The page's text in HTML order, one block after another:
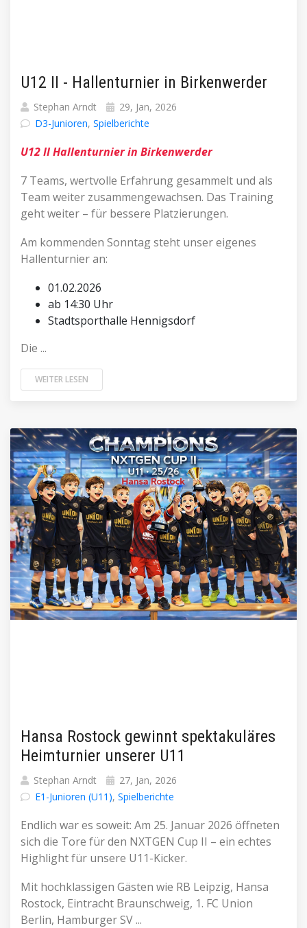
U12 II - Hallenturnier in Birkenwerder
Stephan Arndt
29, Jan, 2026
D3-Junioren, Spielberichte
U12 II Hallenturnier in Birkenwerder
7 Teams, wertvolle Erfahrung gesammelt und als
Team weiter zusammengewachsen. Das Training
geht weiter – für bessere Platzierungen.
Am kommenden Sonntag steht unser eigenes
Hallenturnier an:
01.02.2026
ab 14:30 Uhr
Stadtsporthalle Hennigsdorf
Die ...
WEITER LESEN
Hansa Rostock gewinnt spektakuläres
Heimturnier unserer U11
Stephan Arndt
27, Jan, 2026
E1-Junioren (U11), Spielberichte
Endlich war es soweit: Am 25. Januar 2026 öffneten
sich die Tore für den NXTGEN Cup II – ein echtes
Highlight für unsere U11-Kicker.
Mit hochklassigen Gästen wie RB Leipzig, Hansa
Rostock, Eintracht Braunschweig, 1. FC Union
Berlin, Hamburger SV ...